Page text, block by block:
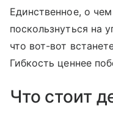
Единственное, о
поскользнуться на
что вот-вот
Гибкость ценнее
Что стоит